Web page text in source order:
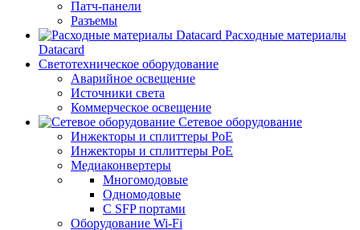
Патч-панели
Разъемы
Расходные материалы
Datacard
Светотехническое оборудование
Аварийное освещение
Источники света
Коммерческое освещение
Сетевое оборудование
Инжекторы и сплиттеры PoE
Инжекторы и сплиттеры РоЕ
Медиаконвертеры
Многомодовые
Одномодовые
С SFP портами
Оборудование Wi-Fi